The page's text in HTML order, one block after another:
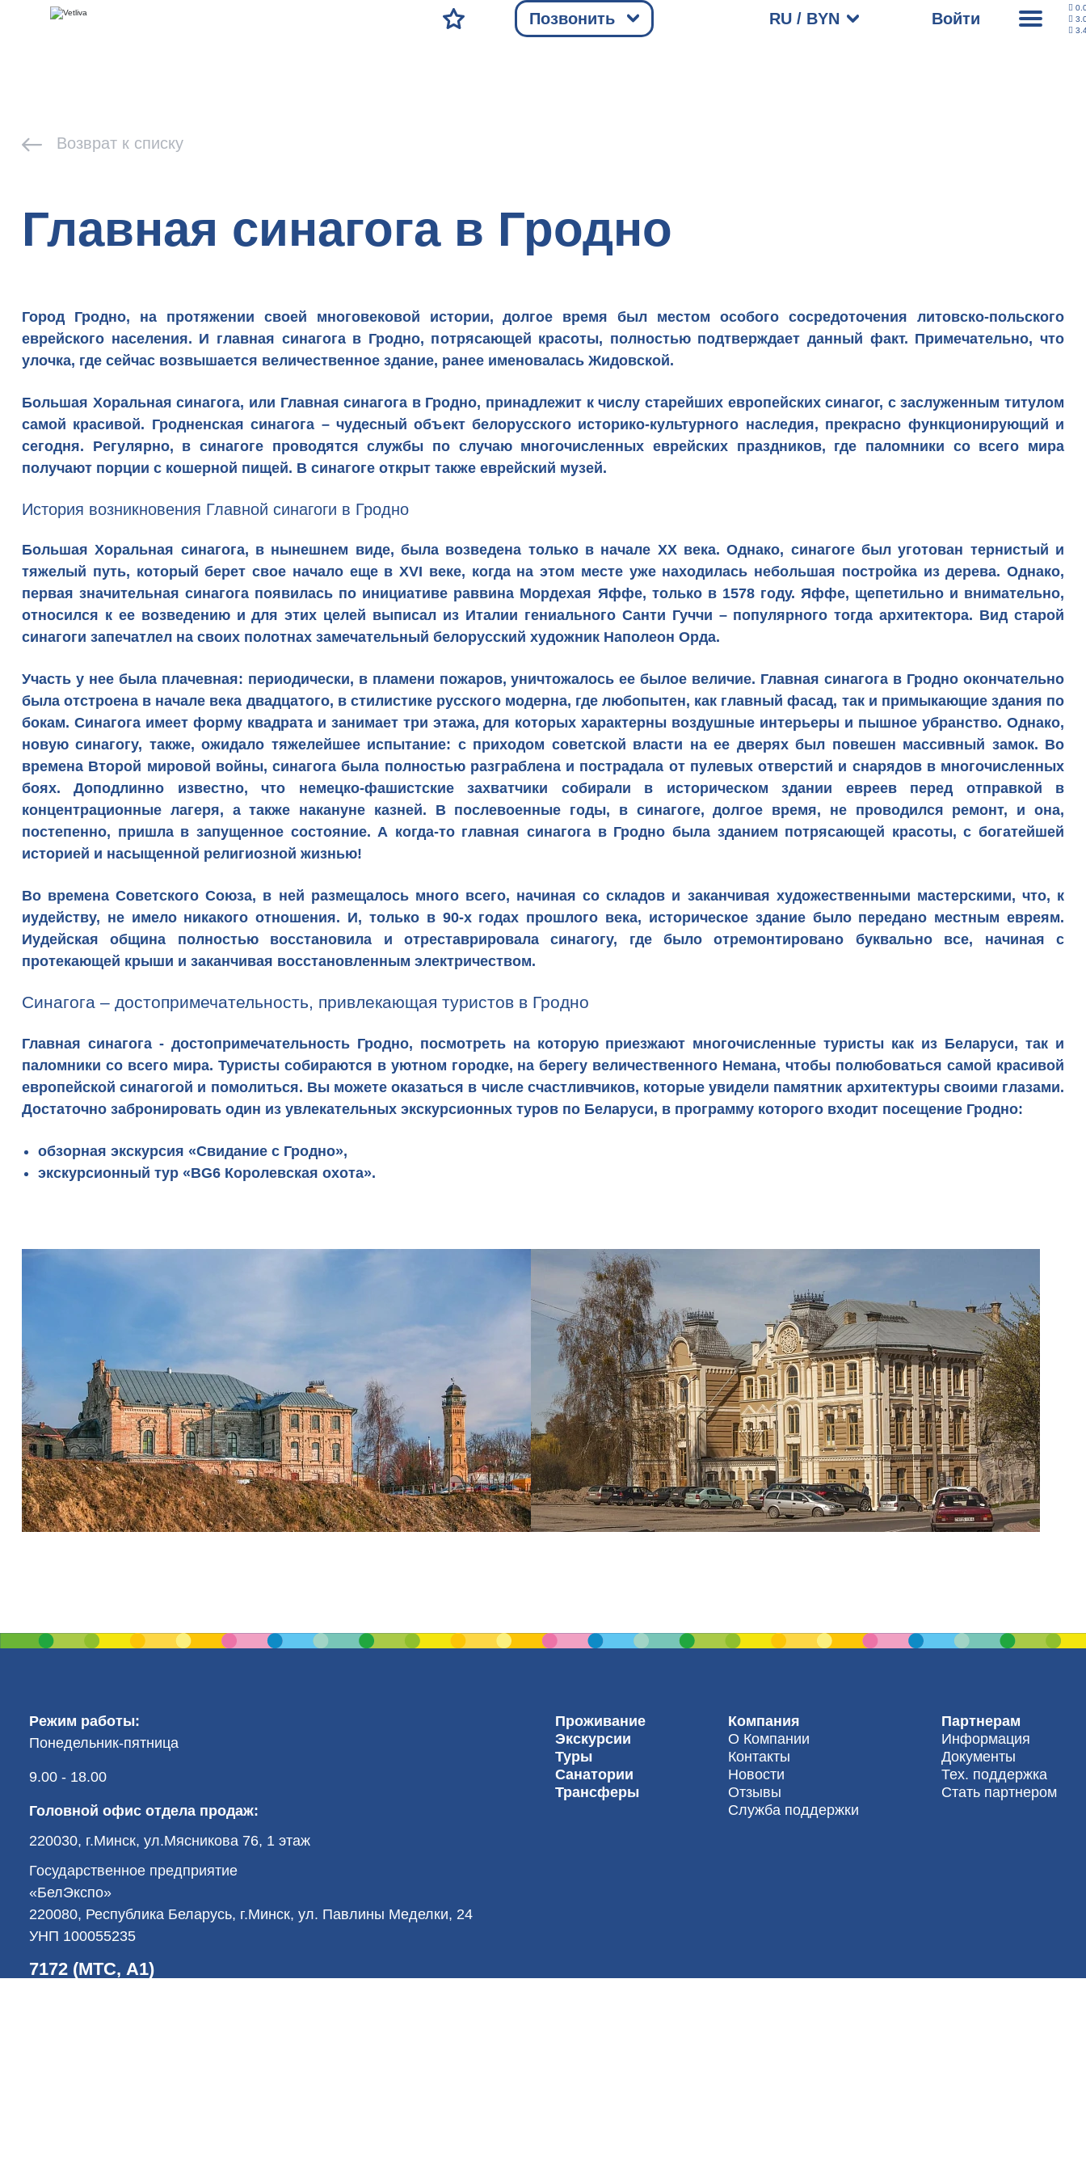
Позвонить RU / BYN Войти
Возврат к списку
Главная синагога в Гродно
Город Гродно, на протяжении своей многовековой истории, долгое время был местом особого сосредоточения литовско-польского
еврейского населения. И главная синагога в Гродно, потрясающей красоты, полностью подтверждает данный факт. Примечательно, что
улочка, где сейчас возвышается величественное здание, ранее именовалась Жидовской.
Большая Хоральная синагога, или Главная синагога в Гродно, принадлежит к числу старейших европейских синагог, с заслуженным титулом
самой красивой. Гродненская синагога – чудесный объект белорусского историко-культурного наследия, прекрасно функционирующий и
сегодня. Регулярно, в синагоге проводятся службы по случаю многочисленных еврейских праздников, где паломники со всего мира
получают порции с кошерной пищей. В синагоге открыт также еврейский музей.
История возникновения Главной синагоги в Гродно
Большая Хоральная синагога, в нынешнем виде, была возведена только в начале XX века. Однако, синагоге был уготован тернистый и
тяжелый путь, который берет свое начало еще в XVI веке, когда на этом месте уже находилась небольшая постройка из дерева. Однако,
первая значительная синагога появилась по инициативе раввина Мордехая Яффе, только в 1578 году. Яффе, щепетильно и внимательно,
относился к ее возведению и для этих целей выписал из Италии гениального Санти Гуччи – популярного тогда архитектора. Вид старой
синагоги запечатлел на своих полотнах замечательный белорусский художник Наполеон Орда.
Участь у нее была плачевная: периодически, в пламени пожаров, уничтожалось ее былое величие. Главная синагога в Гродно окончательно
была отстроена в начале века двадцатого, в стилистике русского модерна, где любопытен, как главный фасад, так и примыкающие здания по
бокам. Синагога имеет форму квадрата и занимает три этажа, для которых характерны воздушные интерьеры и пышное убранство. Однако,
новую синагогу, также, ожидало тяжелейшее испытание: с приходом советской власти на ее дверях был повешен массивный замок. Во
времена Второй мировой войны, синагога была полностью разграблена и пострадала от пулевых отверстий и снарядов в многочисленных
боях. Доподлинно известно, что немецко-фашистские захватчики собирали в историческом здании евреев перед отправкой в
концентрационные лагеря, а также накануне казней. В послевоенные годы, в синагоге, долгое время, не проводился ремонт, и она,
постепенно, пришла в запущенное состояние. А когда-то главная синагога в Гродно была зданием потрясающей красоты, с богатейшей
историей и насыщенной религиозной жизнью!
Во времена Советского Союза, в ней размещалось много всего, начиная со складов и заканчивая художественными мастерскими, что, к
иудейству, не имело никакого отношения. И, только в 90-х годах прошлого века, историческое здание было передано местным евреям.
Иудейская община полностью восстановила и отреставрировала синагогу, где было отремонтировано буквально все, начиная с
протекающей крыши и заканчивая восстановленным электричеством.
Синагога – достопримечательность, привлекающая туристов в Гродно
Главная синагога- достопримечательность Гродно, посмотреть на которую приезжают многочисленные туристы как из Беларуси, так и
паломники со всего мира. Туристы собираются в уютном городке, на берегу величественного Немана, чтобы полюбоваться самой красивой
европейской синагогой и помолиться. Вы можете оказаться в числе счастливчиков, которые увидели памятник архитектуры своими глазами.
Достаточно забронировать один из увлекательных экскурсионных туров по Беларуси, в программу которого входит посещение Гродно:
обзорная экскурсия «Свидание с Гродно»,
экскурсионный тур «BG6 Королевская охота».
Режим работы:
Понедельник-пятница
9.00 - 18.00
Головной офис отдела продаж:
220030, г.Минск, ул.Мясникова 76, 1 этаж
Государственное предприятие
«БелЭкспо»
220080, Республика Беларусь, г.Минск, ул. Павлины Меделки, 24
УНП 100055235
7172 (МТС, А1)
Проживание
Экскурсии
Туры
Санатории
Трансферы
Компания
О Компании
Контакты
Новости
Отзывы
Служба поддержки
Партнерам
Информация
Документы
Тех. поддержка
Стать партнером